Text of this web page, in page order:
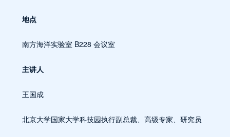
地点
南方海洋实验室 B228 会议室
主讲人
王国成
北京大学国家大学科技园执行副总裁、高级专家、研究员